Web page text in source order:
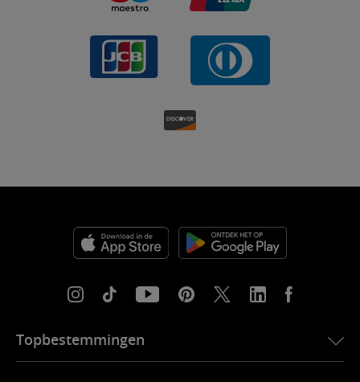
Topbestemmingen